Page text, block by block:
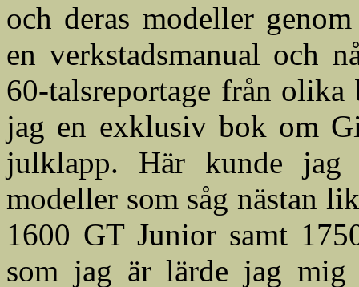
och deras modeller
en verkstadsmanual och
60-talsreportage från
jag en exklusiv bok om
julklapp. Här kunde
modeller som såg nästan
1600 GT Junior samt
som jag är lärde jag mig